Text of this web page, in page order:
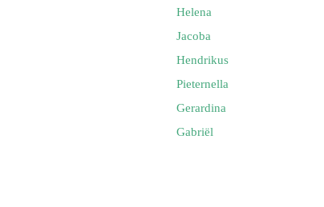
Helena
Jacoba
Hendrikus
Pieternella
Gerardina
Gabriël